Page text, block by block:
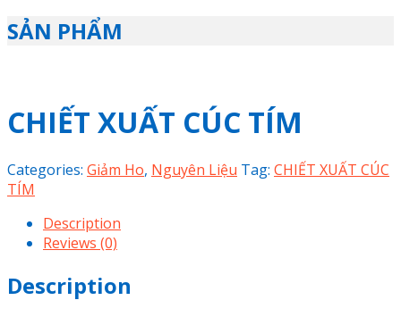
SẢN PHẨM
CHIẾT XUẤT CÚC TÍM
Categories: Giảm Ho, Nguyên Liệu Tag: CHIẾT XUẤT CÚC
TÍM
Description
Reviews (0)
Description